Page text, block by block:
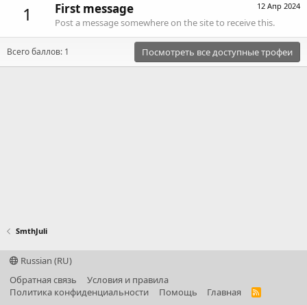
1 12 Апр 2024
First message
Post a message somewhere on the site to receive this.
Всего баллов: 1 Посмотреть все доступные трофеи
SmthJuli
Russian (RU)
Обратная связь
Условия и правила
Политика конфиденциальности
Помощь Главная
R